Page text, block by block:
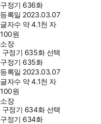
구정기 636화
등록일 2023.03.07
글자수 약 4.1천 자
100원
소장
구정기 635화 선택
구정기 635화
등록일 2023.03.07
글자수 약 4.1천 자
100원
소장
구정기 634화 선택
구정기 634화